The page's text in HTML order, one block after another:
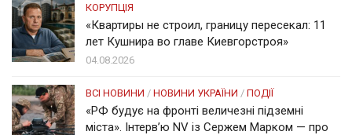
КОРУПЦІЯ
«Квартиры не строил, границу пересекал: 11
лет Кушнира во главе Киевгорстроя»
04.08.2026
ВСІ НОВИНИ / НОВИНИ УКРАЇНИ / ПОДІЇ
«РФ будує на фронті величезні підземні
міста». Інтерв’ю NV із Сержем Марком — про